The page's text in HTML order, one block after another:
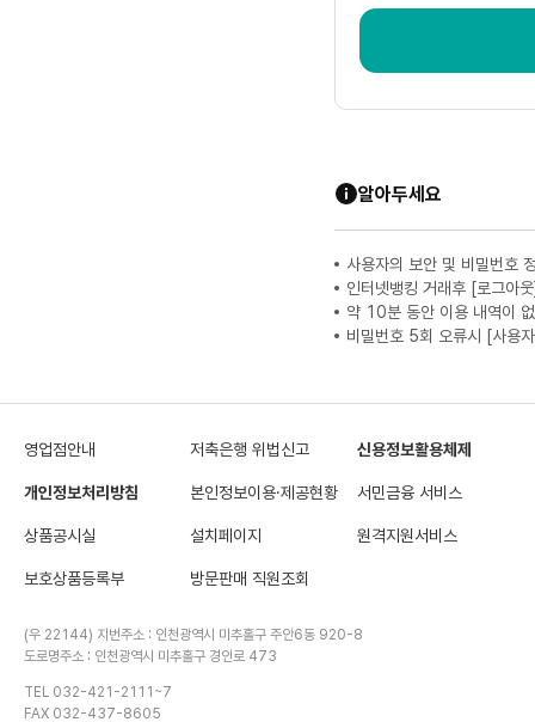
알아두세요
사용자의 보안 및 비밀번호
인터넷뱅킹 거래후 [로그아
약 10분 동안 이용 내역이
비밀번호 5회 오류시 [사용
영업점안내 저축은행 위법신고 신용정보활용체제
개인정보처리방침 본인정보이용·제공현황 서민금융 서비스
상품공시실 설치페이지 원격지원서비스
보호상품등록부 방문판매 직원조회
(우 22144) 지번주소 : 인천광역시 미추홀구 주안6동 920-8
도로명주소 : 인천광역시 미추홀구 경인로 473
TEL 032-421-2111~7
FAX 032-437-8605